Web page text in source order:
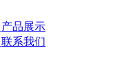
产品展示
联系我们